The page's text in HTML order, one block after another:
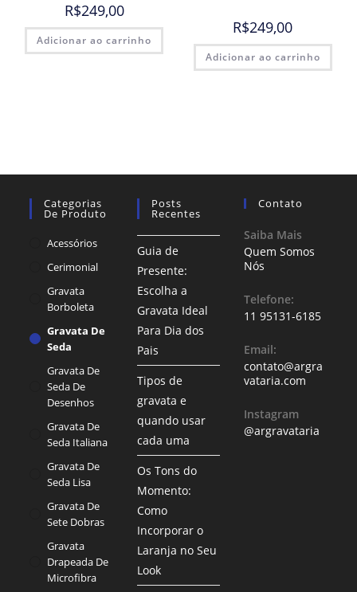
R$249,00
Adicionar ao carrinho
R$249,00
Adicionar ao carrinho
Categorias
De Produto
Acessórios
Cerimonial
Gravata
Borboleta
Gravata De
Seda
Gravata De
Seda De
Desenhos
Gravata De
Seda Italiana
Gravata De
Seda Lisa
Gravata De
Sete Dobras
Gravata
Drapeada De
Microfibra
Posts
Recentes
Guia de
Presente:
Escolha a
Gravata Ideal
Para Dia dos
Pais
Tipos de
gravata e
quando usar
cada uma
Os Tons do
Momento:
Como
Incorporar o
Laranja no Seu
Look
Contato
Saiba Mais
Quem Somos
Nós
Telefone:
11 95131-6185
Email:
contato@argra
vataria.com
Instagram
@argravataria